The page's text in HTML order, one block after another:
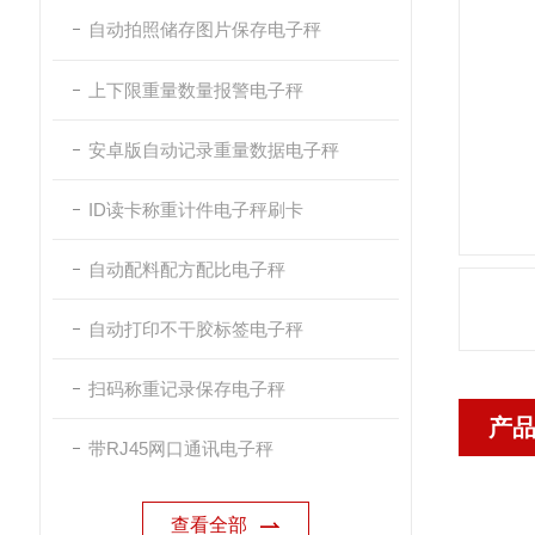
自动拍照储存图片保存电子秤
上下限重量数量报警电子秤
安卓版自动记录重量数据电子秤
ID读卡称重计件电子秤刷卡
自动配料配方配比电子秤
自动打印不干胶标签电子秤
扫码称重记录保存电子秤
带RJ45网口通讯电子秤
查看全部
产